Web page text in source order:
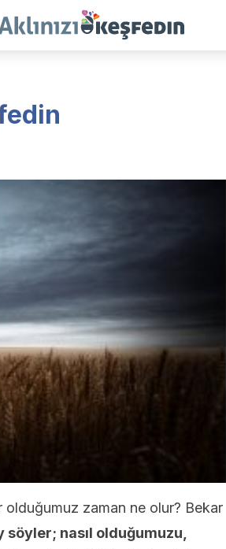
zaman ne olur? Bekar
söyler; nasıl olduğumuzu,